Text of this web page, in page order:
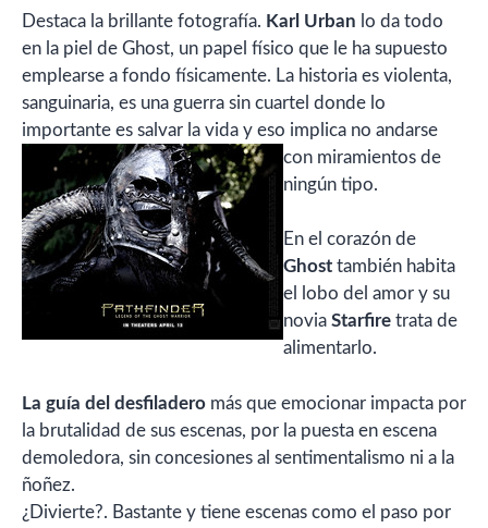
Destaca la brillante fotografía. Karl Urban lo da todo
en la piel de Ghost, un papel físico que le ha supuesto
emplearse a fondo físicamente. La historia es violenta,
sanguinaria, es una guerra sin cuartel donde lo
importante es salvar la vida y eso implica no andarse
con miramientos de
ningún tipo.
En el corazón de
Ghost también habita
el lobo del amor y su
novia Starfire trata de
alimentarlo.
La guía del desfiladero más que emocionar impacta por
la brutalidad de sus escenas, por la puesta en escena
demoledora, sin concesiones al sentimentalismo ni a la
ñoñez.
¿Divierte?. Bastante y tiene escenas como el paso por